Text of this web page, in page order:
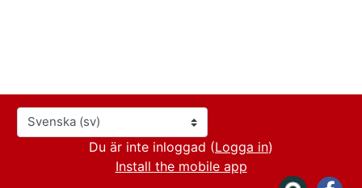
Språk
Du är inte inloggad (Logga in)
Install the mobile app